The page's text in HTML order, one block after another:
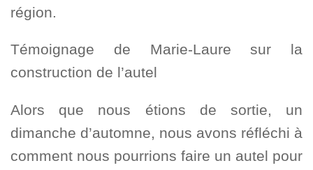
région.
Témoignage de Marie-Laure sur la
construction de l’autel
Alors que nous étions de sortie, un
dimanche d’automne, nous avons réfléchi à
comment nous pourrions faire un autel pour